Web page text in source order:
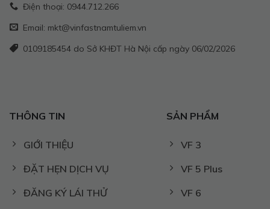
Điện thoại: 0944.712.266
Email: mkt@vinfastnamtuliem.vn
0109185454 do Sở KHĐT Hà Nội cấp ngày 06/02/2026
THÔNG TIN
GIỚI THIỆU
ĐẶT HẸN DỊCH VỤ
ĐĂNG KÝ LÁI THỬ
SẢN PHẨM
VF 3
VF 5 Plus
VF 6